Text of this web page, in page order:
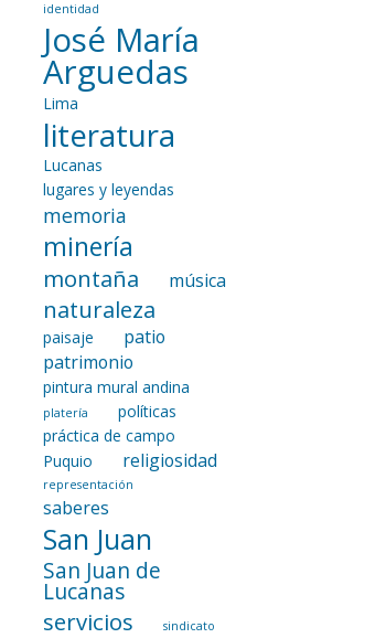
identidad
José María
Arguedas
Lima
literatura
Lucanas
lugares y leyendas
memoria
minería
montaña música
naturaleza
paisaje
patio
patrimonio
pintura mural andina
platería
políticas
práctica de campo
Puquio
religiosidad
representación
saberes
San Juan
San Juan de
Lucanas
servicios
sindicato